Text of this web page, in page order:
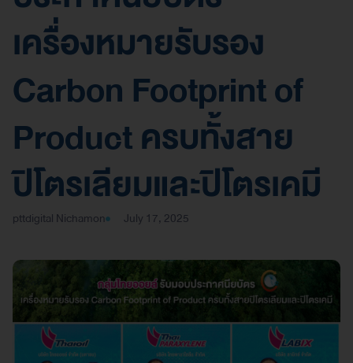
เครื่องหมายรับรอง
Carbon Footprint of
Product ครบทั้งสาย
ปิโตรเลียมและปิโตรเคมี
pttdigital Nichamon July 17, 2025